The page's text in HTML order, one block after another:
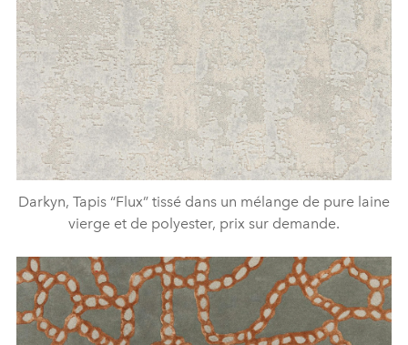
Darkyn, Tapis “Flux” tissé dans un mélange de pure laine
vierge et de polyester, prix sur demande.